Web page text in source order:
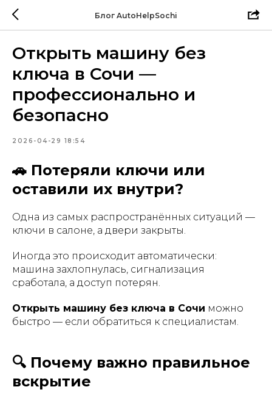
Блог AutoHelpSochi
Открыть машину без
ключа в Сочи —
профессионально и
безопасно
2026-04-29 18:54
🚗 Потеряли ключи или
оставили их внутри?
Одна из самых распространённых ситуаций —
ключи в салоне, а двери закрыты.
Иногда это происходит автоматически:
машина захлопнулась, сигнализация
сработала, а доступ потерян.
Открыть машину без ключа в Сочи можно
быстро — если обратиться к специалистам.
🔍 Почему важно правильное
вскрытие